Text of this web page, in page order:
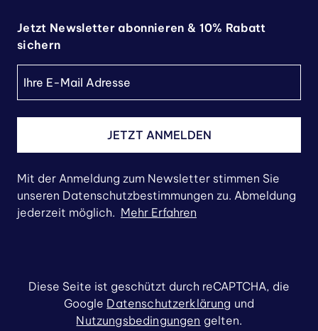
Jetzt Newsletter abonnieren & 10% Rabatt
sichern
JETZT ANMELDEN
Mit der Anmeldung zum Newsletter stimmen Sie
unseren Datenschutzbestimmungen zu. Abmeldung
jederzeit möglich. Mehr Erfahren
Diese Seite ist geschützt durch reCAPTCHA, die
Google Datenschutzerklärung und
Nutzungsbedingungen gelten.